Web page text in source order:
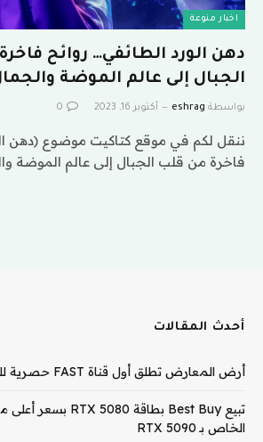
اخبار منوعة
دهن الورد الطائفي… روائح
الجبال إلى عالم الموضة
بواسطة eshrag أكتوبر 16, 2023 0
ننقل لكم في موقع كتاكيت موضوع (دهن
فاخرة من قلب الجبال إلى عالم الموضة
أحدث المقالات
أرض المعارض تطلق أول قناة FAST حصرية للذكاء الاصطناعي
الخاص بـ RTX 5090